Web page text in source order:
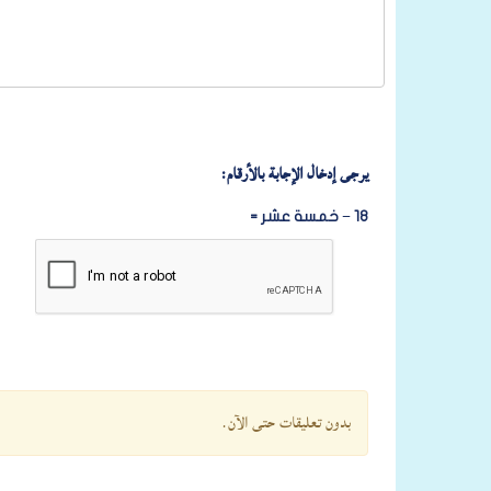
يرجى إدخال الإجابة بالأرقام:
18 − خمسة عشر =
بدون تعليقات حتى الآن.